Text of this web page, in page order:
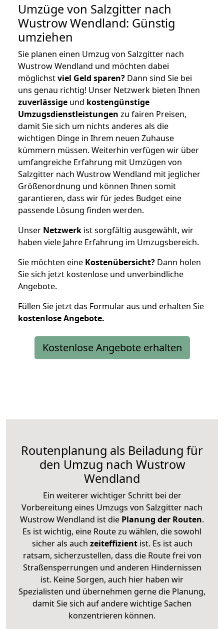
Umzüge von Salzgitter nach
Wustrow Wendland: Günstig
umziehen
Sie planen einen Umzug von Salzgitter nach
Wustrow Wendland und möchten dabei
möglichstviel Geld sparen? Dann sind Sie bei
uns genau richtig! Unser Netzwerk bieten Ihnen
zuverlässige und kostengünstige
Umzugsdienstleistungen zu fairen Preisen,
damit Sie sich um nichts anderes als die
wichtigen Dinge in Ihrem neuen Zuhause
kümmern müssen. Weiterhin verfügen wir über
umfangreiche Erfahrung mit Umzügen von
Salzgitter nach Wustrow Wendland mit jeglicher
Größenordnung und können Ihnen somit
garantieren, dass wir für jedes Budget eine
passende Lösung finden werden.
Unser Netzwerk ist sorgfältig ausgewählt, wir
haben viele Jahre Erfahrung im Umzugsbereich.
Sie möchten eine Kostenübersicht? Dann holen
Sie sich jetzt kostenlose und unverbindliche
Angebote.
Füllen Sie jetzt das Formular aus und erhalten Sie
kostenloseAngebote.
Kostenlose Angebote erhalten
Routenplanung als Beiladung für
den Umzug nach Wustrow
Wendland
Ein weiterer wichtiger Schritt bei der
Vorbereitung eines Umzugs von Salzgitter nach
Wustrow Wendland ist die Planung der Routen.
Es ist wichtig, eine Route zu wählen, die sowohl
sicher als auch zeiteffizientist. Es ist auch
ratsam, sicherzustellen, dass die Route frei von
Straßensperrungen und anderen Hindernissen
ist. Keine Sorgen, auch hier haben wir
Spezialisten und übernehmen gerne die Planung,
damit Sie sich auf andere wichtige Sachen
konzentrieren können.